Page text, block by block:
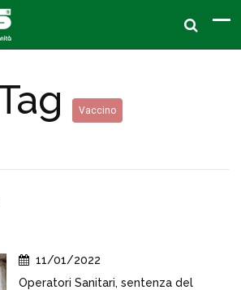
Vaccino
11/01/2022
Operatori Sanitari, sentenza del